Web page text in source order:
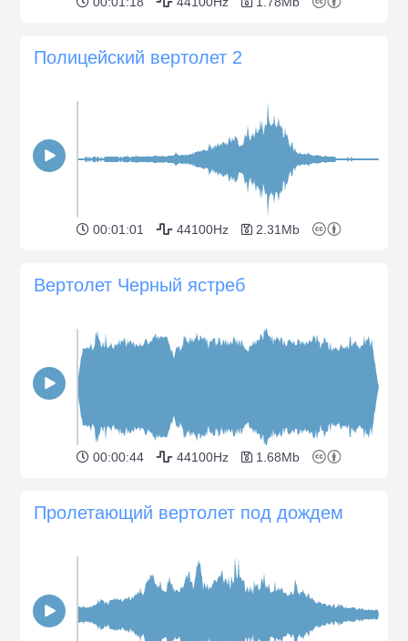
Полицейский вертолет 2
00:01:01 44100Hz 2.31Mb
Вертолет Черный ястреб
00:00:44 44100Hz 1.68Mb
Пролетающий вертолет под дождем